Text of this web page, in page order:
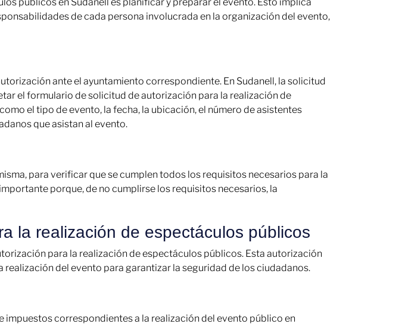
de cada persona involucrada en la organización del evento,
ante el ayuntamiento correspondiente. En Sudanell, la solicitud
el formulario de solicitud de autorización para la realización de
el tipo de evento, la fecha, la ubicación, el número de asistentes
que asistan al evento.
para verificar que se cumplen todos los requisitos necesarios para la
porque, de no cumplirse los requisitos necesarios, la
la realización de espectáculos públicos
para la realización de espectáculos públicos. Esta autorización
del evento para garantizar la seguridad de los ciudadanos.
impuestos correspondientes a la realización del evento público en